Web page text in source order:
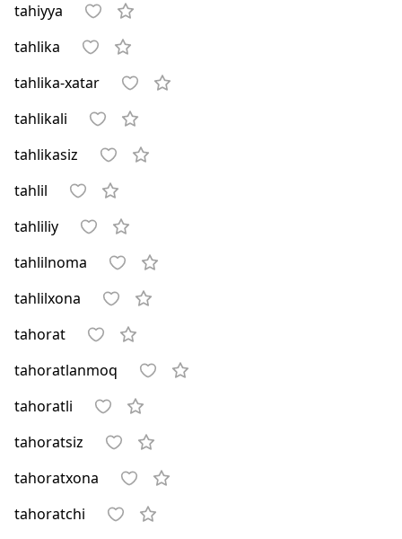
tahiyya
tahlika
tahlika-xatar
tahlikali
tahlikasiz
tahlil
tahliliy
tahlilnoma
tahlilxona
tahorat
tahoratlanmoq
tahoratli
tahoratsiz
tahoratxona
tahoratchi